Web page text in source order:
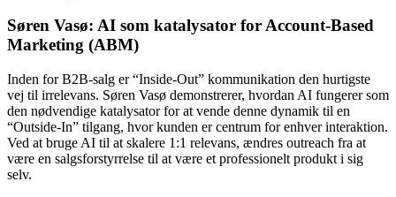
Søren Vasø: AI som katalysator for Account-Based
Marketing (ABM)
Inden for B2B-salg er “Inside-Out” kommunikation den hurtigste
vej til irrelevans. Søren Vasø demonstrerer, hvordan AI fungerer som
den nødvendige katalysator for at vende denne dynamik til en
“Outside-In” tilgang, hvor kunden er centrum for enhver interaktion.
Ved at bruge AI til at skalere 1:1 relevans, ændres outreach fra at
være en salgsforstyrrelse til at være et professionelt produkt i sig
selv.